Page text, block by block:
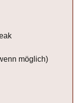
möglich)